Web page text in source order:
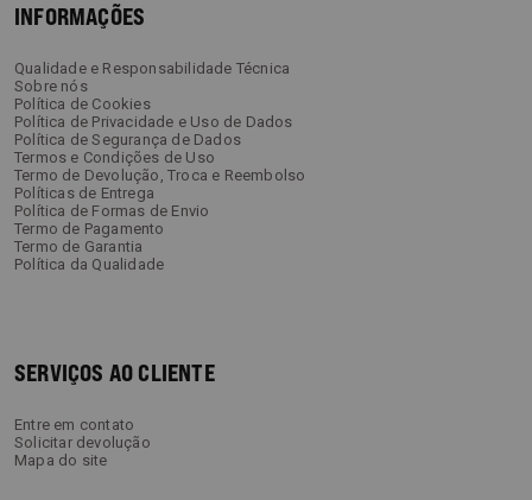
INFORMAÇÕES
Qualidade e Responsabilidade Técnica
Sobre nós
Política de Cookies
Política de Privacidade e Uso de Dados
Política de Segurança de Dados
Termos e Condições de Uso
Termo de Devolução, Troca e Reembolso
Políticas de Entrega
Política de Formas de Envio
Termo de Pagamento
Termo de Garantia
Política da Qualidade
SERVIÇOS AO CLIENTE
Entre em contato
Solicitar devolução
Mapa do site